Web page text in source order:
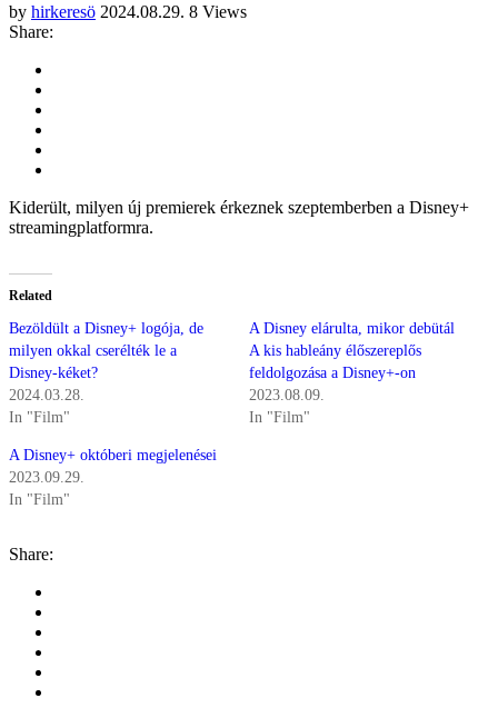
by hirkeresö 2024.08.29. 8 Views
Share:
Kiderült, milyen új premierek érkeznek szeptemberben a Disney+
streamingplatformra.
Related
Bezöldült a Disney+ logója, de
milyen okkal cserélték le a
Disney-kéket?
2024.03.28.
In "Film"
A Disney elárulta, mikor debütál
A kis hableány élőszereplős
feldolgozása a Disney+-on
2023.08.09.
In "Film"
A Disney+ októberi megjelenései
2023.09.29.
In "Film"
Share: